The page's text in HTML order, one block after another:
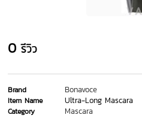
0 รีวิว
Brand Bonavoce
Item Name Ultra-Long Mascara
Category Mascara